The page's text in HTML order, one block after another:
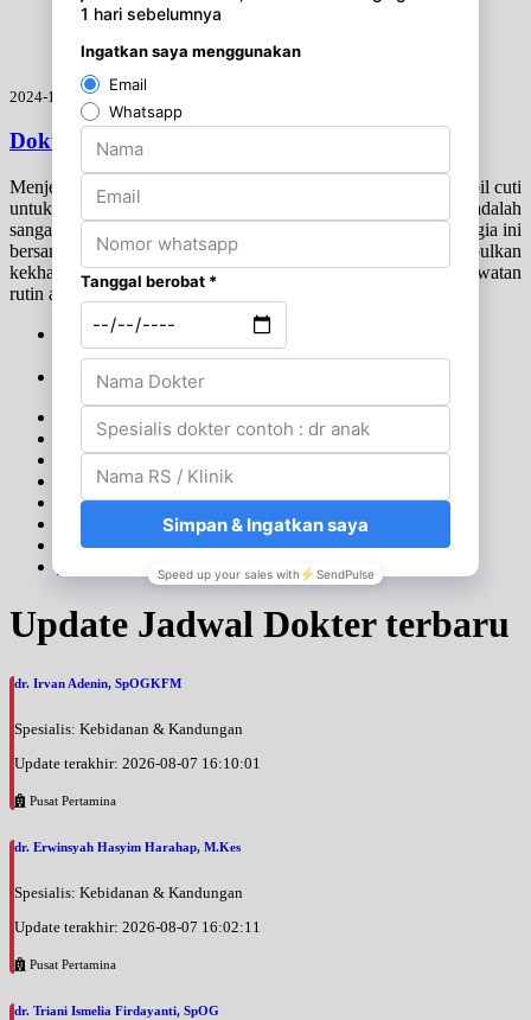
Read more
2024-12-20 22:35:00
Dokter Cuti liburan Nataru 2024
Menjelang akhir tahun biasanya banyak dokter yang mengambil cuti
untuk liburan natal & tahun baru bersama keluarga. Hal ini adalah
sangat wajar karena mereka ingin memanfaatkan momen bahagia ini
bersama keluarga. Namun, kondisi ini seringkali menimbulkan
kekhawatiran bagi pasien, terutama yang membutuhkan perawatan
rutin atau memiliki kondisi darurat.
Doktersiaga Official
Next
Update Jadwal Dokter terbaru
dr. Irvan Adenin, SpOGKFM
Spesialis: Kebidanan & Kandungan
Update terakhir: 2026-08-07 16:10:01
Pusat Pertamina
dr. Erwinsyah Hasyim Harahap, M.Kes
Spesialis: Kebidanan & Kandungan
Update terakhir: 2026-08-07 16:02:11
Pusat Pertamina
dr. Triani Ismelia Firdayanti, SpOG